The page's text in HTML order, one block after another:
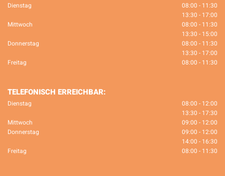
Dienstag
08:00 - 11:30
13:30 - 17:00
Mittwoch
08:00 - 11:30
13:30 - 15:00
Donnerstag
08:00 - 11:30
13:30 - 17:00
Freitag
08:00 - 11:30
TELEFONISCH ERREICHBAR:
Dienstag
08:00 - 12:00
13:30 - 17:30
Mittwoch
09:00 - 12:00
Donnerstag
09:00 - 12:00
14:00 - 16:30
Freitag
08:00 - 11:30